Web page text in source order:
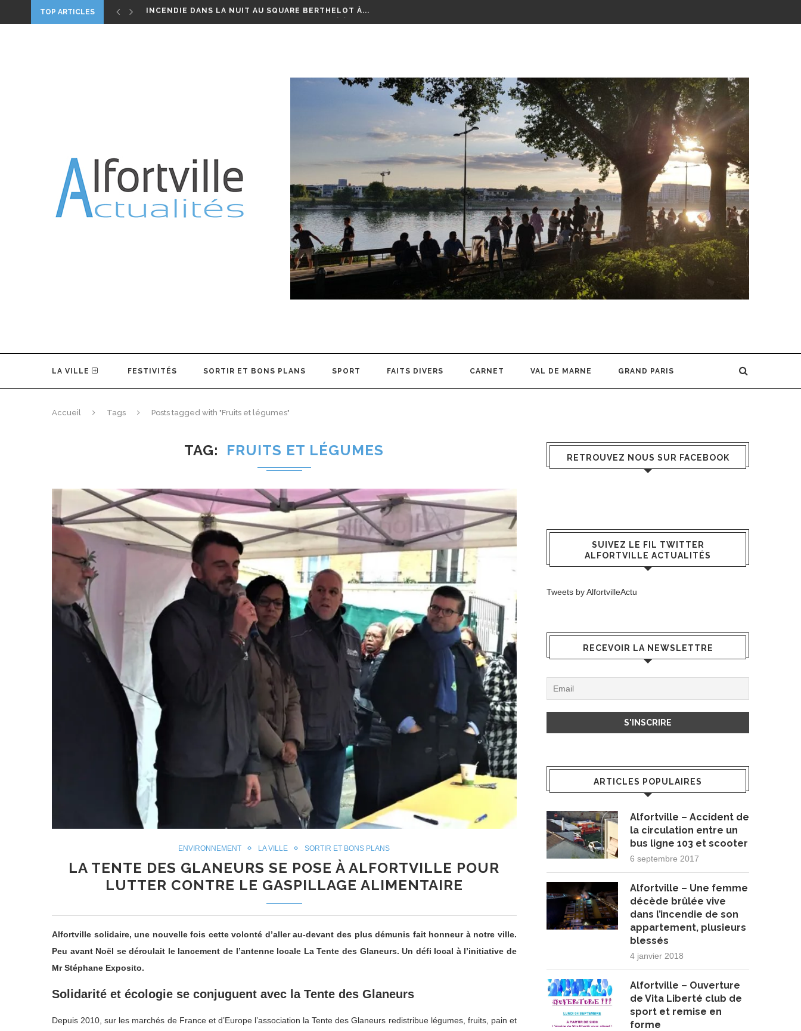
TOP ARTICLES
ALFORTVILLE, UN HOMME MEURT POIGNARDÉ À MICOLON
DIMANCHE 1ER MAI 2022 : BOURSE AUX VÉLOS...
LA VILLE FESTIVITÉS SORTIR ET BONS PLANS SPORT FAITS DIVERS CARNET VAL DE MARNE GRAND PARIS
Accueil Tags Posts tagged with "Fruits et légumes"
TAG FRUITS ET LÉGUMES
ENVIRONNEMENT LA VILLE SORTIR ET BONS PLANS
LA TENTE DES GLANEURS SE POSE À ALFORTVILLE POUR
LUTTER CONTRE LE GASPILLAGE ALIMENTAIRE
Alfortville solidaire, une nouvelle fois cette volonté d’aller au-devant des plus démunis fait honneur à notre ville.
Peu avant Noël se déroulait le lancement de l’antenne locale La Tente des Glaneurs. Un défi local à l’initiative de
Mr Stéphane Exposito.
Solidarité et écologie se conjuguent avec la Tente des Glaneurs
Depuis 2010, sur les marchés de France et d’Europe l’association la Tente des Glaneurs redistribue légumes, fruits, pain et
RETROUVEZ NOUS SUR FACEBOOK
SUIVEZ LE FIL TWITTER
ALFORTVILLE ACTUALITÉS
Tweets by AlfortvilleActu
RECEVOIR LA NEWSLETTRE
ARTICLES POPULAIRES
Alfortville – Accident de
la circulation entre un
bus ligne 103 et scooter
6 septembre 2017
Alfortville – Une femme
décède brûlée vive
dans l’incendie de son
appartement, plusieurs
blessés
4 janvier 2018
Alfortville – Ouverture
de Vita Liberté club de
sport et remise en
forme